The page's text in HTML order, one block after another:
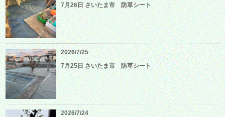
7月26日 さいたま市 防草シート
2026/7/25
7月25日 さいたま市 防草シート
2026/7/24